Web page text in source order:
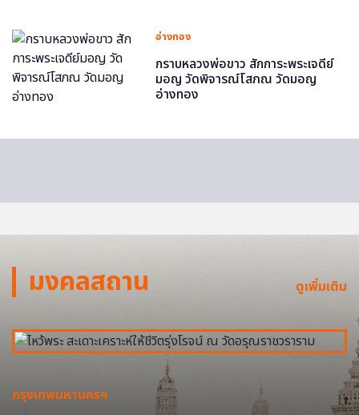
อ่างทอง
กราบหลวงพ่อขาว สักการะพระเจดีย์
มอญ วัดพิจารณ์โสภณ วัดมอญ
อ่างทอง
มงคลสถาน ดูเพิ่มเติม
กรุงเทพมหานครฯ